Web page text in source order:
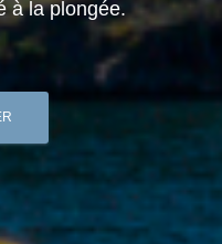
à la plongée.